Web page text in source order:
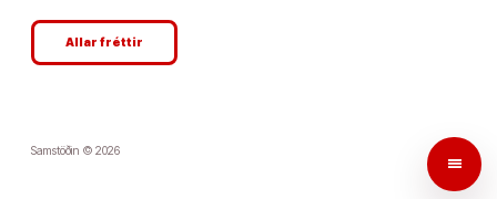
menu
Allar fréttir
Samstöðin © 2026